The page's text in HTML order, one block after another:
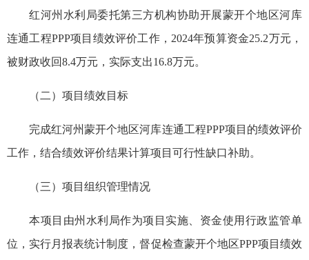
红河州水利局委托第三方机构协助开展蒙开个地区河库
连通工程PPP项目绩效评价工作，2024年预算资金25.2万元，
被财政收回8.4万元，实际支出16.8万元。
（二）项目绩效目标
完成红河州蒙开个地区河库连通工程PPP项目的绩效评价
工作，结合绩效评价结果计算项目可行性缺口补助。
（三）项目组织管理情况
本项目由州水利局作为项目实施、资金使用行政监管单
位，实行月报表统计制度，督促检查蒙开个地区PPP项目绩效